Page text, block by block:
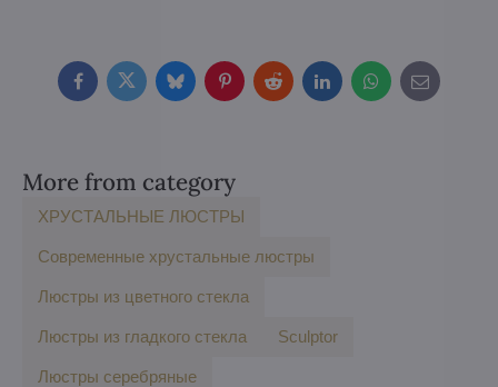
FacebookTwitterBlueskyPinterestRedditLinkedInWhatsApp
E-
mail
More from category
ХРУСТАЛЬНЫЕ ЛЮСТРЫ
Современные хрустальные люстры
Люстры из цветного стекла
Люстры из гладкого стекла Sculptor
Люстры серебряные